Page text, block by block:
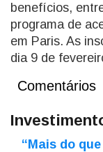
benefícios,
programa de
em Paris. As
dia 9 de
Comentários
“Mais do